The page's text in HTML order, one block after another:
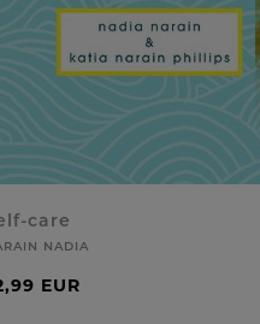
care
NADIA
EUR